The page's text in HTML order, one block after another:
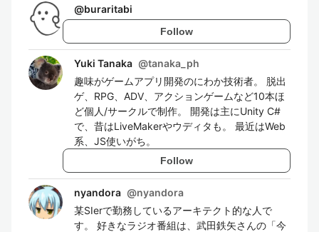
@buraritabi
Follow
Yuki Tanaka @tanaka_ph
趣味がゲームアプリ開発のにわか技術者。 脱出
ゲ、RPG、ADV、アクションゲームなど10本ほ
ど個人/サークルで制作。 開発は主にUnity C#
で、昔はLiveMakerやウディタも。 最近はWeb
系、JS使いがち。
Follow
nyandora @nyandora
某SIerで勤務しているアーキテクト的な人で
す。 好きなラジオ番組は、武田鉄矢さんの「今